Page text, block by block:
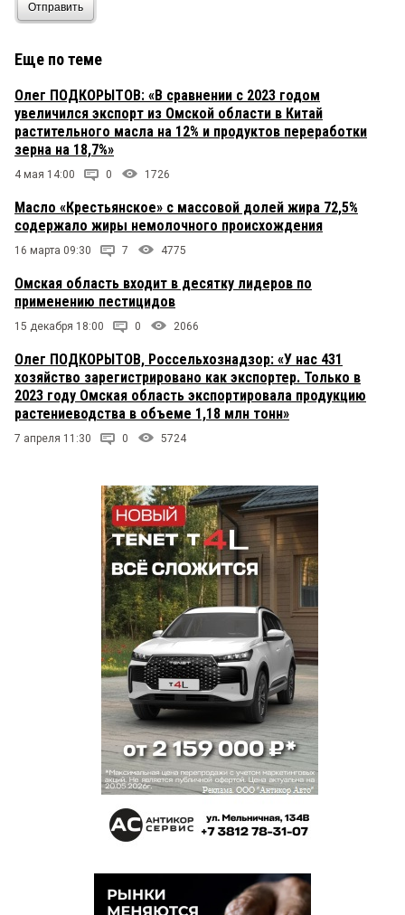
Отправить
Еще по теме
Олег ПОДКОРЫТОВ: «В сравнении с 2023 годом
увеличился экспорт из Омской области в Китай
растительного масла на 12% и продуктов переработки
зерна на 18,7%»
4 мая 14:00 0 1726
Масло «Крестьянское» с массовой долей жира 72,5%
содержало жиры немолочного происхождения
16 марта 09:30 7 4775
Омская область входит в десятку лидеров по
применению пестицидов
15 декабря 18:00 0 2066
Олег ПОДКОРЫТОВ, Россельхознадзор: «У нас 431
хозяйство зарегистрировано как экспортер. Только в
2023 году Омская область экспортировала продукцию
растениеводства в объеме 1,18 млн тонн»
7 апреля 11:30 0 5724